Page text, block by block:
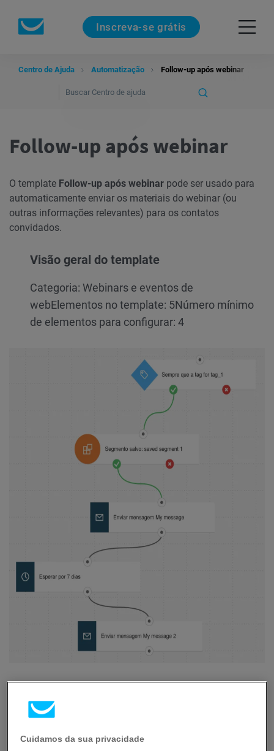
Inscreva-se grátis
Centro de Ajuda Automatização Follow-up após webinar
Follow-up após webinar
O template Follow-up após webinar pode ser usado para
automaticamente enviar os materiais do webinar (ou
outras informações relevantes) para os contatos
convidados.
Visão geral do template
Categoria: Webinars e eventos de
webElementos no template: 5Número mínimo
de elementos para configurar: 4
publicar o template como fluxo de trabalho:
2mensagens de automatização
Cuidamos da sua privacidade